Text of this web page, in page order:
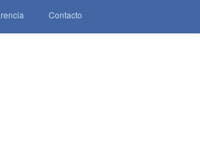
Contacto